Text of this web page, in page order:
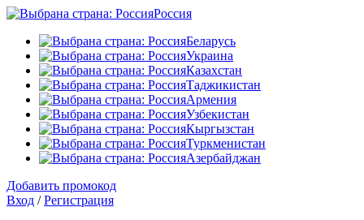
Россия
Беларусь
Украина
Казахстан
Таджикистан
Армения
Узбекистан
Кыргызстан
Туркменистан
Азербайджан
Добавить промокод
Вход /Регистрация